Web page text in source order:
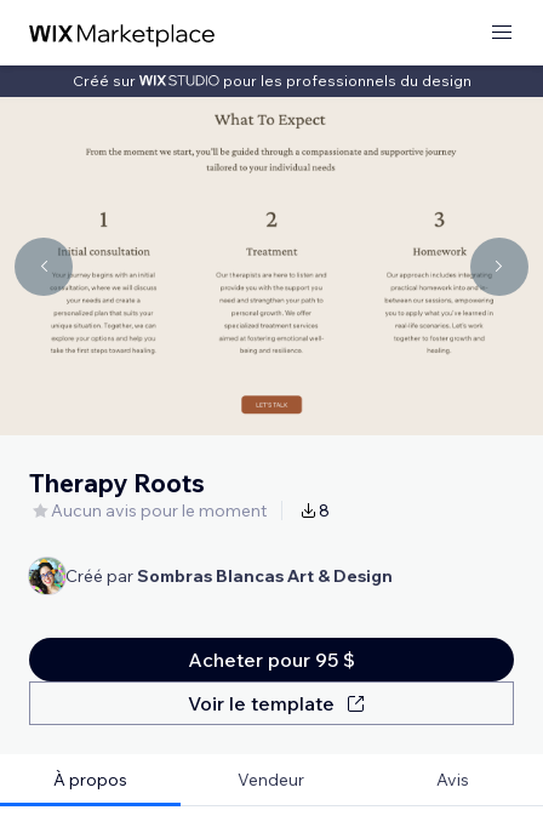
Créé sur pour les professionnels du design
Therapy Roots
Aucun avis pour le moment 8
Créé parSombras Blancas Art & Design
Acheter pour 95 $
Voir le template
À propos Vendeur Avis